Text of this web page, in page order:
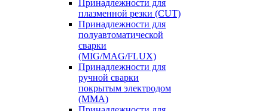
Принадлежности для
плазменной резки (CUT)
Принадлежности для
полуавтоматической
сварки
(MIG/MAG/FLUX)
Принадлежности для
ручной сварки
покрытым электродом
(MMA)